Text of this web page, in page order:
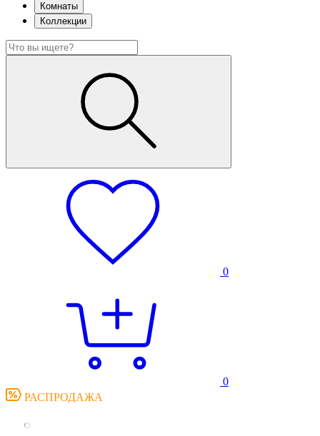
Комнаты
Коллекции
0
0
РАСПРОДАЖА